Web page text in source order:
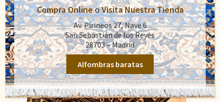
Compra OnlineoVisita Nuestra Tienda
Av. Pirineos 27, Nave 6
San Sebastián de los Reyes
28703 – Madrid
Alfombras baratas